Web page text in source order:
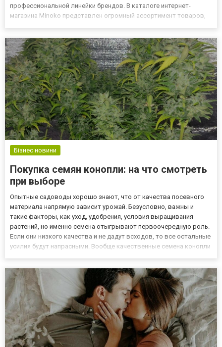
профессиональной линейки брендов. В каталоге интернет-
магазина Minoko представлен огромный ассортимент товаров,
Бізнес новини
Покупка семян конопли: на что смотреть
при выборе
Опытные садоводы хорошо знают, что от качества посевного
материала напрямую зависит урожай. Безусловно, важны и
такие факторы, как уход, удобрения, условия выращивания
растений, но именно семена отыгрывают первоочередную роль.
Если они низкого качества и не дадут всходов, то все остальные
усилия будут напрасными. Вообще качественные семена конопли